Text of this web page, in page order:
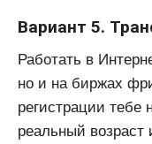
Вариант 5.
Работать в
но и на биржах
регистрации тебе
реальный возраст